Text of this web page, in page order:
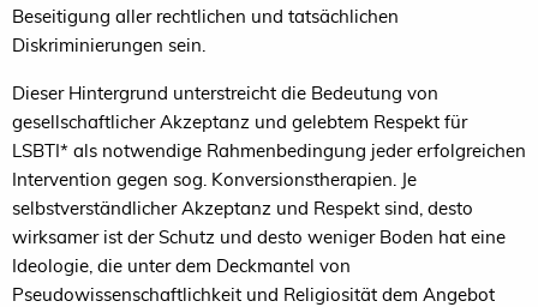
Beseitigung aller rechtlichen und tatsächlichen
Diskriminierungen sein.
Dieser Hintergrund unterstreicht die Bedeutung von
gesellschaftlicher Akzeptanz und gelebtem Respekt für
LSBTI* als notwendige Rahmenbedingung jeder erfolgreichen
Intervention gegen sog. Konversionstherapien. Je
selbstverständlicher Akzeptanz und Respekt sind, desto
wirksamer ist der Schutz und desto weniger Boden hat eine
Ideologie, die unter dem Deckmantel von
Pseudowissenschaftlichkeit und Religiosität dem Angebot